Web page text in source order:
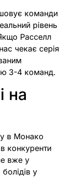
команди
рівень
Расселл
чекає серія
3-4 команд.
на
в Монако
конкуренти
вже у
у